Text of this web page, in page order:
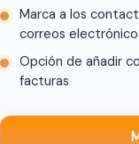
Marca a los
correos
Opción de añadir
facturas